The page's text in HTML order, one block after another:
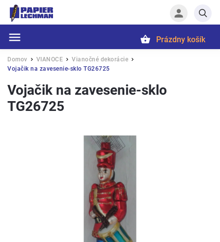
Prázdny košík
Domov / VIANOCE / Vianočné dekorácie /
Vojačik na zavesenie-sklo TG26725
Vojačik na zavesenie-sklo
TG26725